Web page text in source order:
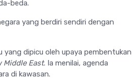
beda.
yang berdiri sendiri dengan
dipicu oleh upaya pembentukan
Middle East. Ia menilai, agenda
di kawasan.